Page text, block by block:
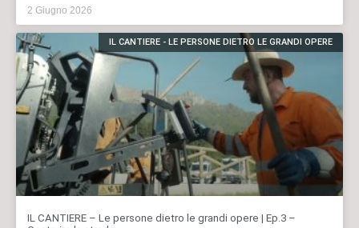
2 Giugno 2026
IL CANTIERE - LE PERSONE DIETRO LE GRANDI OPERE
IL CANTIERE – Le persone dietro le grandi opere | Ep.3 –